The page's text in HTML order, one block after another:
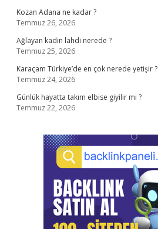
Kozan Adana ne kadar ?
Temmuz 26, 2026
Ağlayan kadın lahdi nerede ?
Temmuz 25, 2026
Karaçam Türkiye’de en çok nerede yetişir ?
Temmuz 24, 2026
Günlük hayatta takım elbise giyilir mi ?
Temmuz 22, 2026